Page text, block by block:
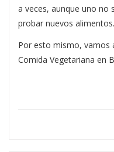
a veces, aunque uno no
probar nuevos alimentos.
Por esto mismo, vamos
Comida Vegetariana en